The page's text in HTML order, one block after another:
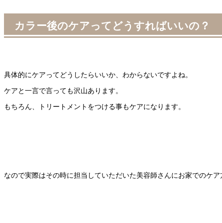
カラー後のケアってどうすればいいの？
具体的にケアってどうしたらいいか、わからないですよね。
ケアと一言で言っても沢山あります。
もちろん、トリートメントをつける事もケアになります。
なので実際はその時に担当していただいた美容師さんにお家でのケ